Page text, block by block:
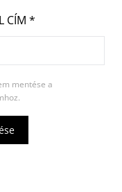
CÍM *
mentése a